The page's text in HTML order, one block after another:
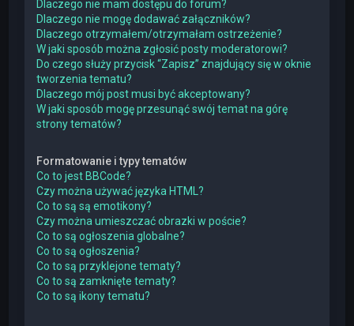
Dlaczego nie mam dostępu do forum?
Dlaczego nie mogę dodawać załączników?
Dlaczego otrzymałem/otrzymałam ostrzeżenie?
W jaki sposób można zgłosić posty moderatorowi?
Do czego służy przycisk “Zapisz” znajdujący się w oknie
tworzenia tematu?
Dlaczego mój post musi być akceptowany?
W jaki sposób mogę przesunąć swój temat na górę
strony tematów?
Formatowanie i typy tematów
Co to jest BBCode?
Czy można używać języka HTML?
Co to są są emotikony?
Czy można umieszczać obrazki w poście?
Co to są ogłoszenia globalne?
Co to są ogłoszenia?
Co to są przyklejone tematy?
Co to są zamknięte tematy?
Co to są ikony tematu?